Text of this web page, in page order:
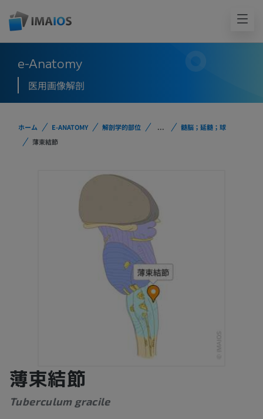
e-Anatomy
医用画像解剖
ホーム E-ANATOMY 解剖学的部位 ...
髄脳；延髄；球
薄束結節
薄束結節
Tuberculum gracile